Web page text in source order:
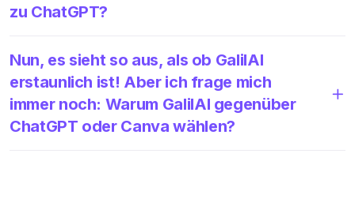
zu ChatGPT?
Nun, es sieht so aus, als ob GalilAI
erstaunlich ist! Aber ich frage mich
immer noch: Warum GalilAI gegenüber
ChatGPT oder Canva wählen?